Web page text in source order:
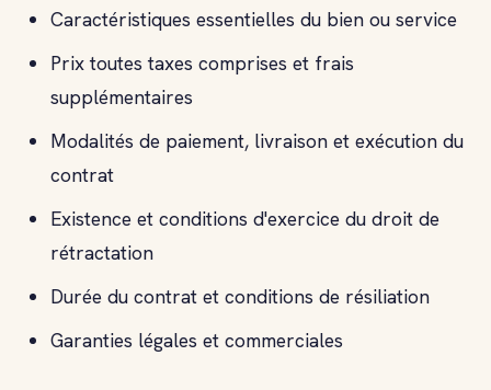
Caractéristiques essentielles du bien ou service
Prix toutes taxes comprises et frais
supplémentaires
Modalités de paiement, livraison et exécution du
contrat
Existence et conditions d'exercice du droit de
rétractation
Durée du contrat et conditions de résiliation
Garanties légales et commerciales